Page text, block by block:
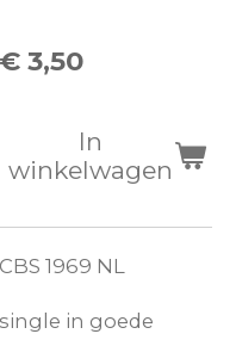
€ 3,50
In
winkelwagen
CBS 1969 NL
single in goede